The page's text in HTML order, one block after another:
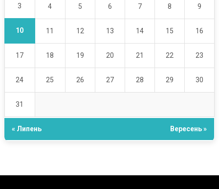
3 4 5 6 7 8 9
10 11 12 13 14 15 16
17 18 19 20 21 22 23
24 25 26 27 28 29 30
31
« Липень Вересень »